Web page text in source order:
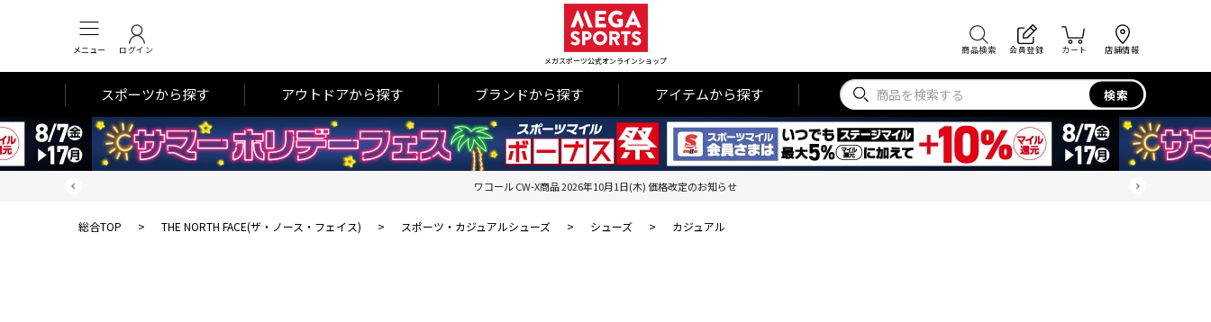
メニュー ログイン
メガスポーツ公式オンラインショップ
商品検索 会員登録 カート 店舗情報
スポーツから探す アウトドアから探す ブランドから探す アイテムから探す 検索
ワコール CW-X商品 2026年10月1日(木) 価格改定のお知らせ
総合TOP > THE NORTH FACE(ザ・ノース・フェイス) > スポーツ・カジュアルシューズ > シューズ > カジュアル